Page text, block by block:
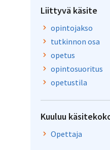
Liittyvä käsite
opintojakso
tutkinnon osa
opetus
opintosuoritus
opetustila
Kuuluu
Opettaja